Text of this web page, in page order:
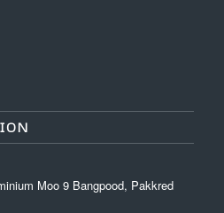
Moo 9 Bangpood, Pakkred